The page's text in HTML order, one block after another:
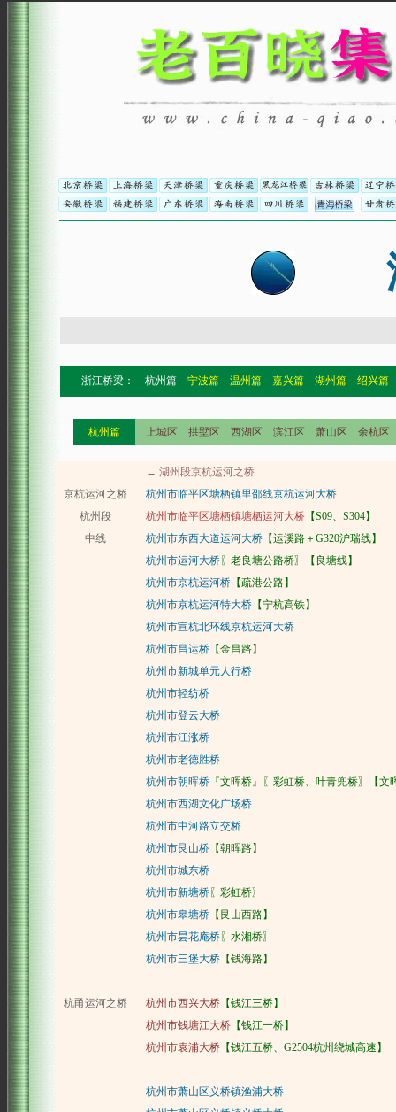
浙江桥梁： 杭州篇 宁波篇 温州篇 嘉兴篇 湖州篇 绍兴篇
杭州篇 上城区 拱墅区 西湖区 滨江区 萧山区 余
← 湖州段京杭运河之桥
京杭运河之桥
杭州市临平区塘栖镇里邵线京杭运河大桥
杭州段
杭州市临平区塘栖镇塘栖运河大桥 【S09、S304】
中线
杭州市东西大道运河大桥 【运溪路＋G320沪瑞线
杭州市运河大桥 〖老良塘公路桥〗【良塘线】
杭州市京杭运河桥 【疏港公路】
杭州市京杭运河特大桥 【宁杭高铁】
杭州市宣杭北环线京杭运河大桥
杭州市昌运桥 【金昌路】
杭州市新城单元人行桥
杭州市轻纺桥
杭州市登云大桥
杭州市江涨桥
杭州市老德胜桥
杭州市朝晖桥 『文晖桥』〖彩虹桥、叶青兜桥〗【文
杭州市西湖文化广场桥
杭州市中河路立交桥
杭州市艮山桥 【朝晖路】
杭州市城东桥
杭州市新塘桥 〖彩虹桥〗
杭州市皋塘桥 【艮山西路】
杭州市昙花庵桥 〖水湘桥〗
杭州市三堡大桥 【钱海路】
杭甬运河之桥 杭州市西兴大桥 【钱江三桥】
杭州市钱塘江大桥 【钱江一桥】
杭州市袁浦大桥 【钱江五桥、G2504杭州绕城高速】
杭州市萧山区义桥镇渔浦大桥